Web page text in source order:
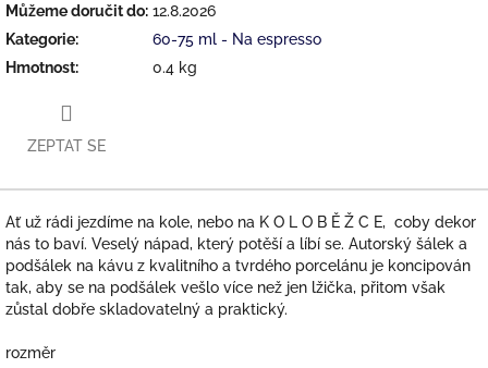
Můžeme doručit do: 12.8.2026
Kategorie:
60-75 ml - Na espresso
Hmotnost: 0.4 kg
ZEPTAT SE
Ať už rádi jezdíme na kole, nebo na K O L O B Ě Ž C E, coby dekor
nás to baví. Veselý nápad, který potěší a líbí se. Autorský šálek a
podšálek na kávu z kvalitního a tvrdého porcelánu je koncipován
tak, aby se na podšálek vešlo více než jen lžička, přitom však
zůstal dobře skladovatelný a praktický.
rozměr